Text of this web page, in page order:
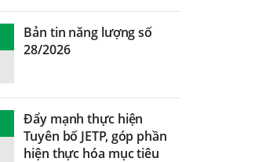
Bản tin năng lượng số
28/2026
Đẩy mạnh thực hiện
Tuyên bố JETP, góp phần
hiện thực hóa mục tiêu